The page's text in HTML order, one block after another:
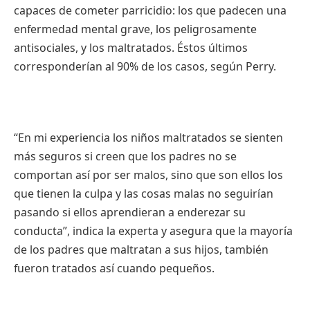
capaces de cometer parricidio: los que padecen una
enfermedad mental grave, los peligrosamente
antisociales, y los maltratados. Éstos últimos
corresponderían al 90% de los casos, según Perry.
“En mi experiencia los niños maltratados se sienten
más seguros si creen que los padres no se
comportan así por ser malos, sino que son ellos los
que tienen la culpa y las cosas malas no seguirían
pasando si ellos aprendieran a enderezar su
conducta”, indica la experta y asegura que la mayoría
de los padres que maltratan a sus hijos, también
fueron tratados así cuando pequeños.